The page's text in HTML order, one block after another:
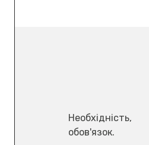
Необхідність,
обов'язок.